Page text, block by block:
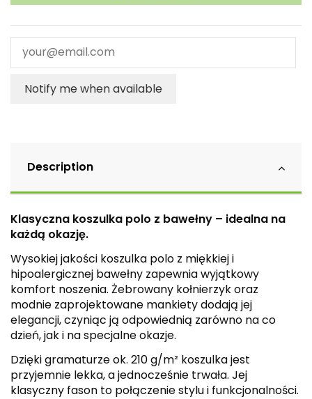
Notify me when available
Description
Klasyczna koszulka polo z bawełny – idealna na
każdą okazję.
Wysokiej jakości koszulka polo z miękkiej i
hipoalergicznej bawełny zapewnia wyjątkowy
komfort noszenia. Żebrowany kołnierzyk oraz
modnie zaprojektowane mankiety dodają jej
elegancji, czyniąc ją odpowiednią zarówno na co
dzień, jak i na specjalne okazje.
Dzięki gramaturze ok. 210 g/m² koszulka jest
przyjemnie lekka, a jednocześnie trwała. Jej
klasyczny fason to połączenie stylu i funkcjonalności.